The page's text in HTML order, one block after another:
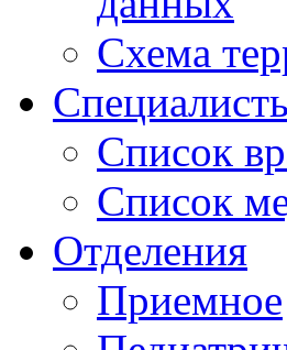
Схема
Список
Список
Отделения
Приемное